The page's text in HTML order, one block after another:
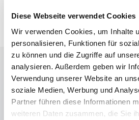
Diese Webseite verwendet Cookies
Wir verwenden Cookies, um Inhalte
personalisieren, Funktionen für
zu können und die Zugriffe auf
analysieren. Außerdem geben wir
Verwendung unserer Website an
soziale Medien, Werbung und
Partner führen diese Informationen
weiteren Daten zusammen, die Sie
Hauptmerkmale
Mehrfachbefestigung möglich